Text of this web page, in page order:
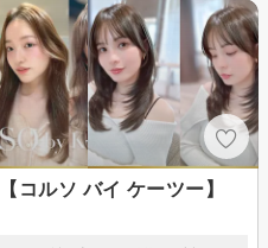
コルソ バイ ケーツー】